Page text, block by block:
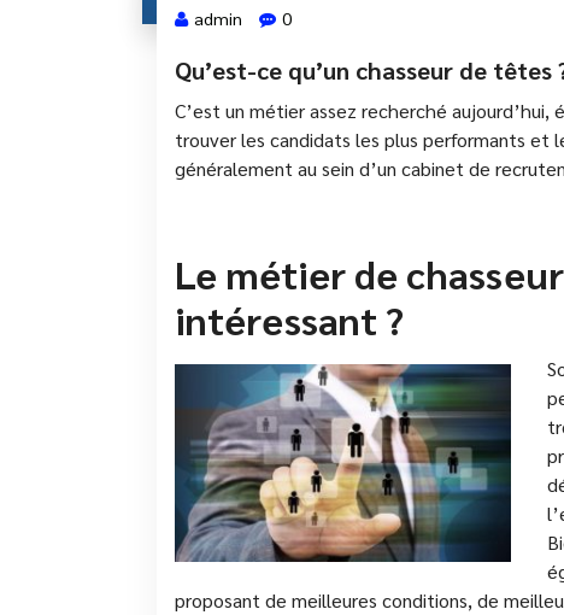
admin 0
Qu’est-ce qu’un chasseur de têtes
C’est un métier assez recherché
trouver les candidats les plus performants et
généralement au sein d’un cabinet de
Le métier de
intéressant ?
proposant de meilleures conditions, de